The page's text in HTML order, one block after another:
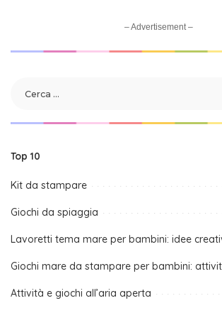
– Advertisement –
Top 10
Kit da stampare
Giochi da spiaggia
Lavoretti tema mare per bambini: idee
Giochi mare da stampare per bambini:
Attività e giochi all’aria aperta